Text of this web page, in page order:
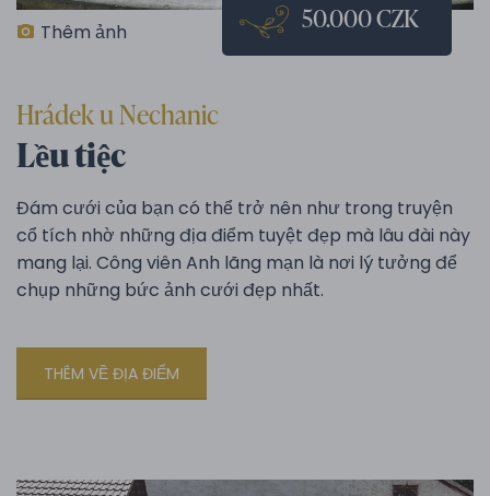
Thêm ảnh 50.000 CZK
Hrádek u Nechanic
Lều tiệc
Đám cưới của bạn có thể trở nên như trong truyện
cổ tích nhờ những địa điểm tuyệt đẹp mà lâu đài này
mang lại. Công viên Anh lãng mạn là nơi lý tưởng để
chụp những bức ảnh cưới đẹp nhất.
THÊM VỀ ĐỊA ĐIỂM